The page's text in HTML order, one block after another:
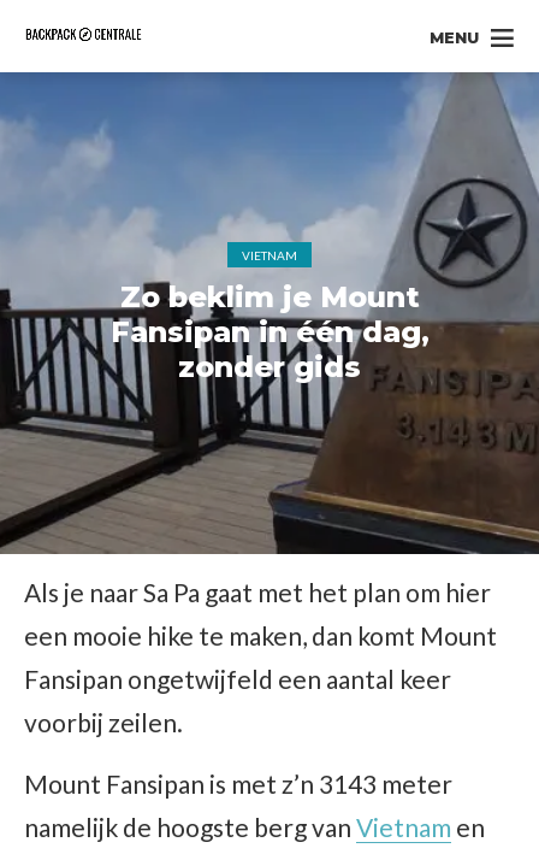
MENU
VIETNAM
Zo beklim je Mount
Fansipan in één dag,
zonder gids
Als je naar Sa Pa gaat met het plan om hier
een mooie hike te maken, dan komt Mount
Fansipan ongetwijfeld een aantal keer
voorbij zeilen.
Mount Fansipan is met z’n 3143 meter
namelijk de hoogste berg van Vietnam en